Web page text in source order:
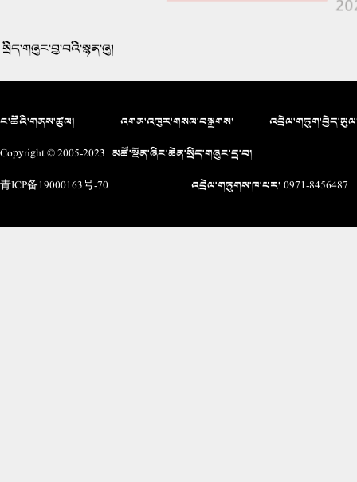
སྲིད་གཞུང་བྱ་བའི་སྙན་ཞུ།
ང་ཚོའི་གནས་ཚུལ། འགན་འཁུར་གསལ་བསྒྲགས།
Copyright © 2005-2023 མཚོ་སྔོན་ཞིང་ཆེན་སྲིད་གཞུང་དྲ་བ།
青ICP备19000163号-70
འབྲེལ་གཏུགས་ཁ་པར། 0971-8456487